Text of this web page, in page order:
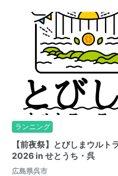
ランニング
【前夜祭】とびしまウルト
2026 in せとうち・呉
広島県呉市